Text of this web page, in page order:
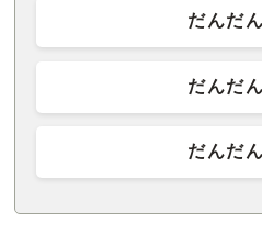
だんだ
だんだ
だんだ